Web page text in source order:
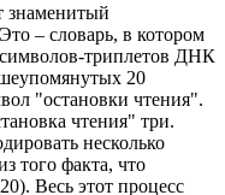
знаменитый
– словарь, в котором
триплетов ДНК
20
"остановки чтения".
чтения" три.
несколько
того факта, что
Весь этот процесс